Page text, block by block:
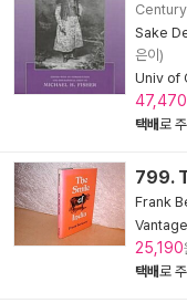
Sake
은이)
Univ of
47,470
택배로
799.
Frank
25,190
택배로